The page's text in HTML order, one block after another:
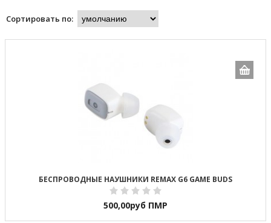
Сортировать по:
БЕСПРОВОДНЫЕ НАУШНИКИ REMAX G6 GAME BUDS
500,00руб ПМР